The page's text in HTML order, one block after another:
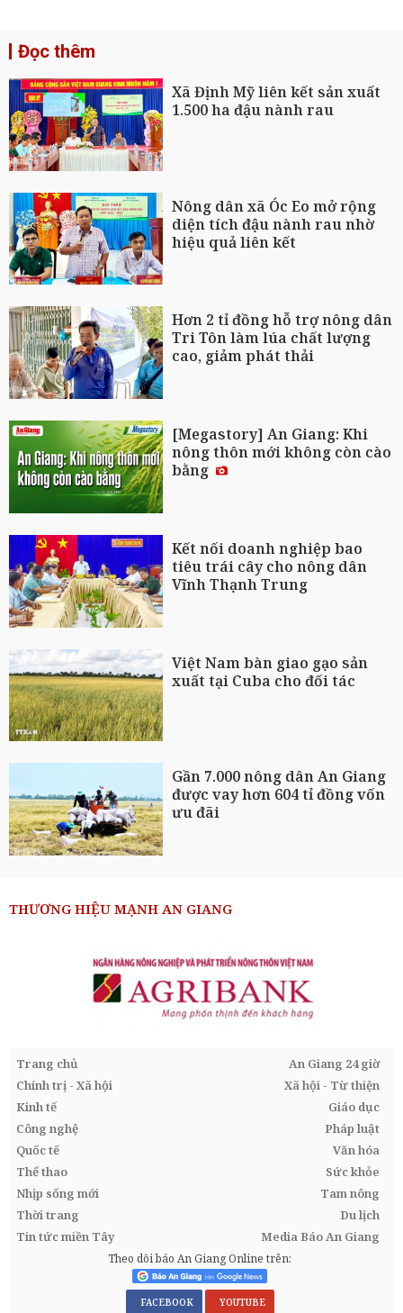
Đọc thêm
Xã Định Mỹ liên kết sản xuất
1.500 ha đậu nành rau
Nông dân xã Óc Eo mở rộng
diện tích đậu nành rau nhờ
hiệu quả liên kết
Hơn 2 tỉ đồng hỗ trợ nông dân
Tri Tôn làm lúa chất lượng
cao, giảm phát thải
[Megastory] An Giang: Khi
nông thôn mới không còn cào
bằng
Kết nối doanh nghiệp bao
tiêu trái cây cho nông dân
Vĩnh Thạnh Trung
Việt Nam bàn giao gạo sản
xuất tại Cuba cho đối tác
Gần 7.000 nông dân An Giang
được vay hơn 604 tỉ đồng vốn
ưu đãi
THƯƠNG HIỆU MẠNH AN GIANG
Trang chủ
An Giang 24 giờ
Chính trị - Xã hội
Xã hội - Từ thiện
Kinh tế
Giáo dục
Công nghệ
Pháp luật
Quốc tế
Văn hóa
Thể thao
Sức khỏe
Nhịp sống mới
Tam nông
Thời trang
Du lịch
Tin tức miền Tây
Media Báo An Giang
Theo dõi báo An Giang Online trên:
FACEBOOK YOUTUBE